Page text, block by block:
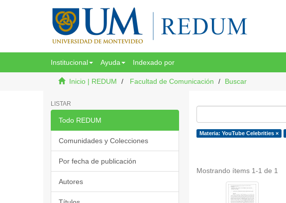
Institucional Ayuda Indexado por
Inicio | REDUM Facultad de Comunicación Buscar
LISTAR
Todo REDUM
Comunidades y Colecciones
Por fecha de publicación
Autores
Materia: YouTube Celebrities ×
Mostrando ítems 1-1 de 1